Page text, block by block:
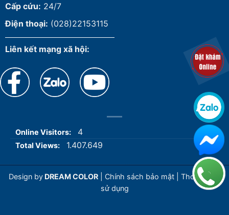
Cấp cứu: 24/7
Điện thoại: (028)22153115
Liên kết mạng xã hội:
Online Visitors: 4
Total Views: 1.407.649
Design by DREAM COLOR Chính sách bảo mật
Thoả thuận
sử dụng